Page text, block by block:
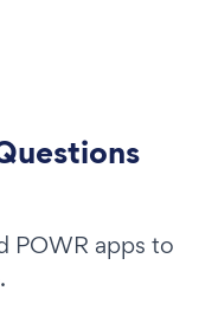
POWR apps to